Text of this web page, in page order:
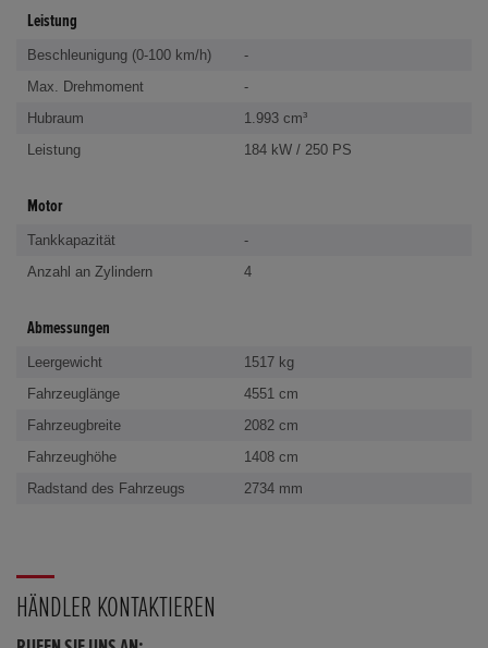
Leistung
Beschleunigung (0-100 km/h)
-
Max. Drehmoment
-
Hubraum
1.993 cm³
Leistung
184 kW / 250 PS
Motor
Tankkapazität
-
Anzahl an Zylindern
4
Abmessungen
Leergewicht
1517 kg
Fahrzeuglänge
4551 cm
Fahrzeugbreite
2082 cm
Fahrzeughöhe
1408 cm
Radstand des Fahrzeugs
2734 mm
HÄNDLER KONTAKTIEREN